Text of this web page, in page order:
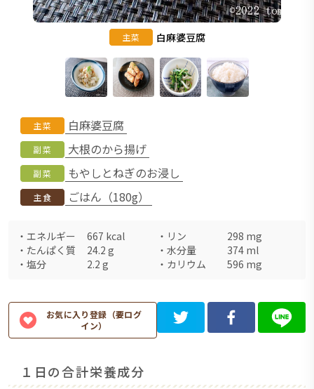
主菜 白麻婆豆腐
主菜 白麻婆豆腐
副菜 大根のから揚げ
副菜 もやしとねぎのお浸し
主食 ごはん（180g）
・ エネルギー 667 kcal ・ リン 298 mg
・ たんぱく質 24.2 g ・ 水分量 374 ml
・ 塩分 2.2 g ・ カリウム 596 mg
お気に入り登録（要ログ
イン）
１日の合計栄養成分